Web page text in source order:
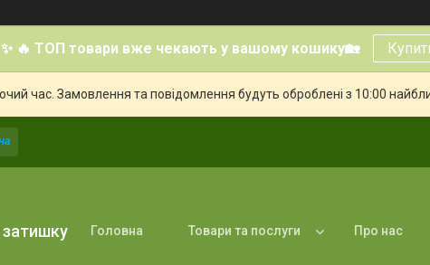
✨ 🔥 ТОП товари вже чекають у вашому кошику🏡
час. Замовлення та повідомлення будуть оброблені з 10:00
Головна Товари та послуги Про нас